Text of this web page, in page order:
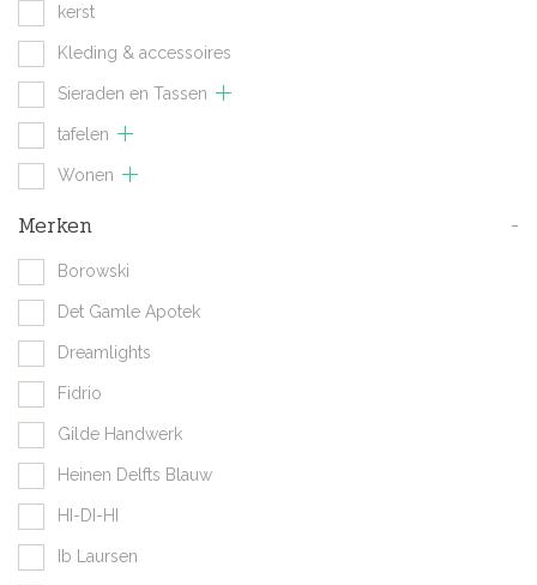
kerst
Kleding & accessoires
Sieraden en Tassen
tafelen
Wonen
Merken -
Borowski
Det Gamle Apotek
Dreamlights
Fidrio
Gilde Handwerk
Heinen Delfts Blauw
HI-DI-HI
Ib Laursen